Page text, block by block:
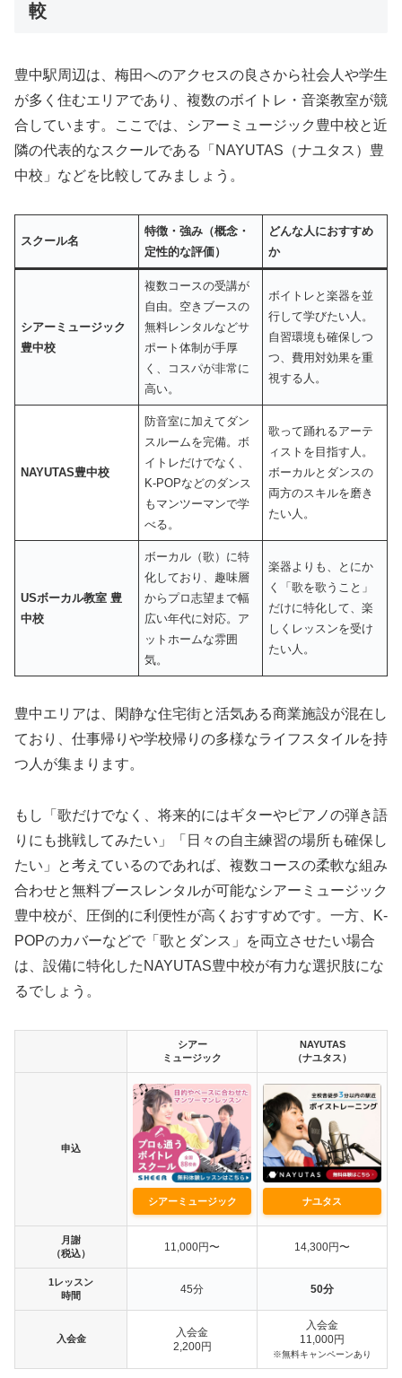
較
豊中駅周辺は、梅田へのアクセスの良さから社会人や学生
が多く住むエリアであり、複数のボイトレ・音楽教室が競
合しています。ここでは、シアーミュージック豊中校と近
隣の代表的なスクールである「NAYUTAS（ナユタス）豊
中校」などを比較してみましょう。
スクール名
特徴・強み（概念・
定性的な評価）
どんな人におすすめ
か
シアーミュージック
豊中校
複数コースの受講が
自由。空きブースの
無料レンタルなどサ
ポート体制が手厚
く、コスパが非常に
高い。
ボイトレと楽器を並
行して学びたい人。
自習環境も確保しつ
つ、費用対効果を重
視する人。
NAYUTAS豊中校
防音室に加えてダン
スルームを完備。ボ
イトレだけでなく、
K-POPなどのダンス
もマンツーマンで学
べる。
歌って踊れるアーテ
ィストを目指す人。
ボーカルとダンスの
両方のスキルを磨き
たい人。
USボーカル教室 豊
中校
ボーカル（歌）に特
化しており、趣味層
からプロ志望まで幅
広い年代に対応。ア
ットホームな雰囲
気。
楽器よりも、とにか
く「歌を歌うこと」
だけに特化して、楽
しくレッスンを受け
たい人。
豊中エリアは、閑静な住宅街と活気ある商業施設が混在し
ており、仕事帰りや学校帰りの多様なライフスタイルを持
つ人が集まります。
もし「歌だけでなく、将来的にはギターやピアノの弾き語
りにも挑戦してみたい」「日々の自主練習の場所も確保し
たい」と考えているのであれば、複数コースの柔軟な組み
合わせと無料ブースレンタルが可能なシアーミュージック
豊中校が、圧倒的に利便性が高くおすすめです。一方、K-
POPのカバーなどで「歌とダンス」を両立させたい場合
は、設備に特化したNAYUTAS豊中校が有力な選択肢にな
るでしょう。
シアー
ミュージック
NAYUTAS
（ナユタス）
申込
シアーミュージック ナユタス
月謝
（税込）
11,000円〜 14,300円〜
1レッスン
時間
45分 50分
入会金
入会金
2,200円
入会金
11,000円
※無料キャンペーンあり